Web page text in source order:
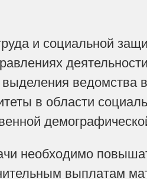
и социальной
ведомства
в области
необходимо
выплатам